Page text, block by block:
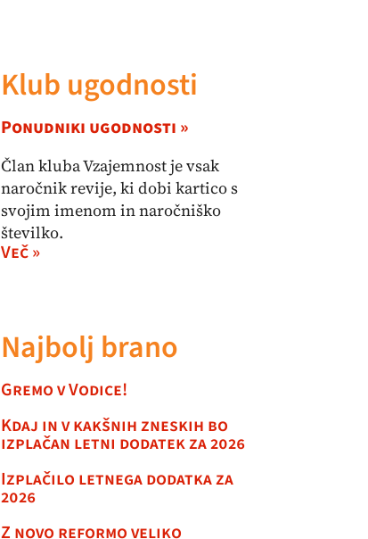
Klub ugodnosti
Ponudniki ugodnosti »
Član kluba Vzajemnost je vsak
naročnik revije, ki dobi kartico s
svojim imenom in naročniško
številko.
Več »
Najbolj brano
Gremo v Vodice!
Kdaj in v kakšnih zneskih bo
izplačan letni dodatek za 2026
Izplačilo letnega dodatka za
2026
Z novo reformo veliko